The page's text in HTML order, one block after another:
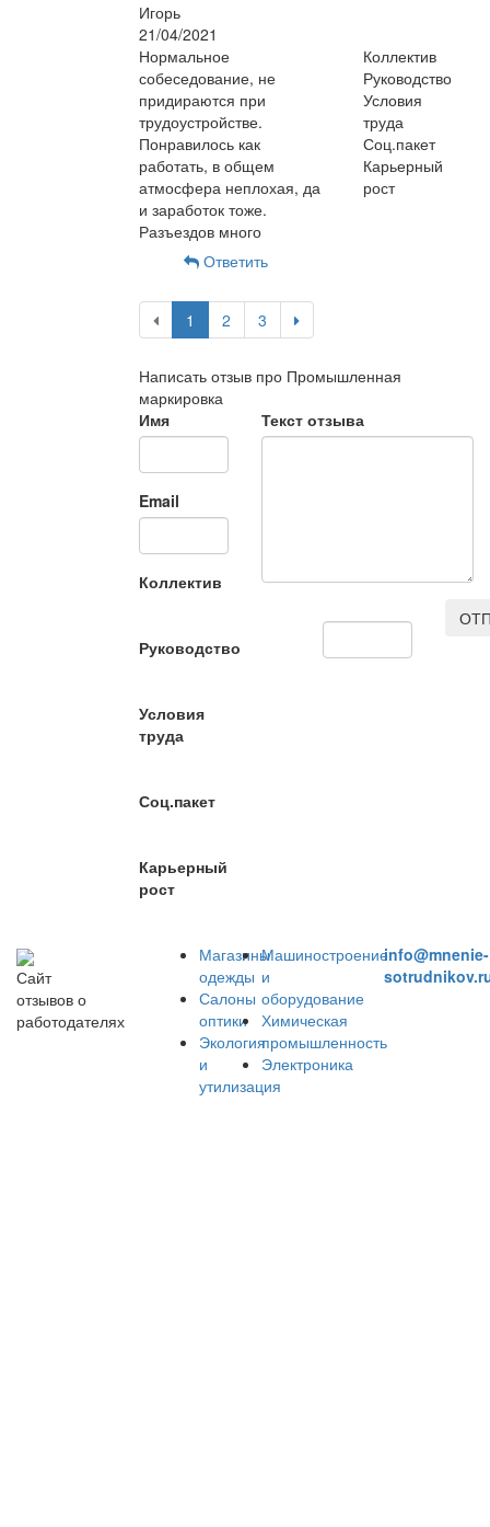
Игорь
21/04/2021
Нормальное
собеседование, не
придираются при
трудоустройстве.
Понравилось как
работать, в общем
атмосфера неплохая, да
и заработок тоже.
Разъездов много
Коллектив
Руководство
Условия
труда
Соц.пакет
Карьерный
рост
Ответить
1 2 3
Написать отзыв про Промышленная
маркировка
Имя
Email
Коллектив
Руководство
Условия
труда
Соц.пакет
Карьерный
рост
Текст отзыва
Сайт
отзывов о
работодателях
Магазины
одежды
Салоны
оптики
Экология
и
утилизация
Машиностроение
и
оборудование
Химическая
промышленность
Электроника
info@mnenie-